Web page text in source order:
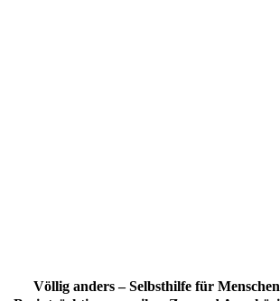
Völlig anders – Selbsthilfe für